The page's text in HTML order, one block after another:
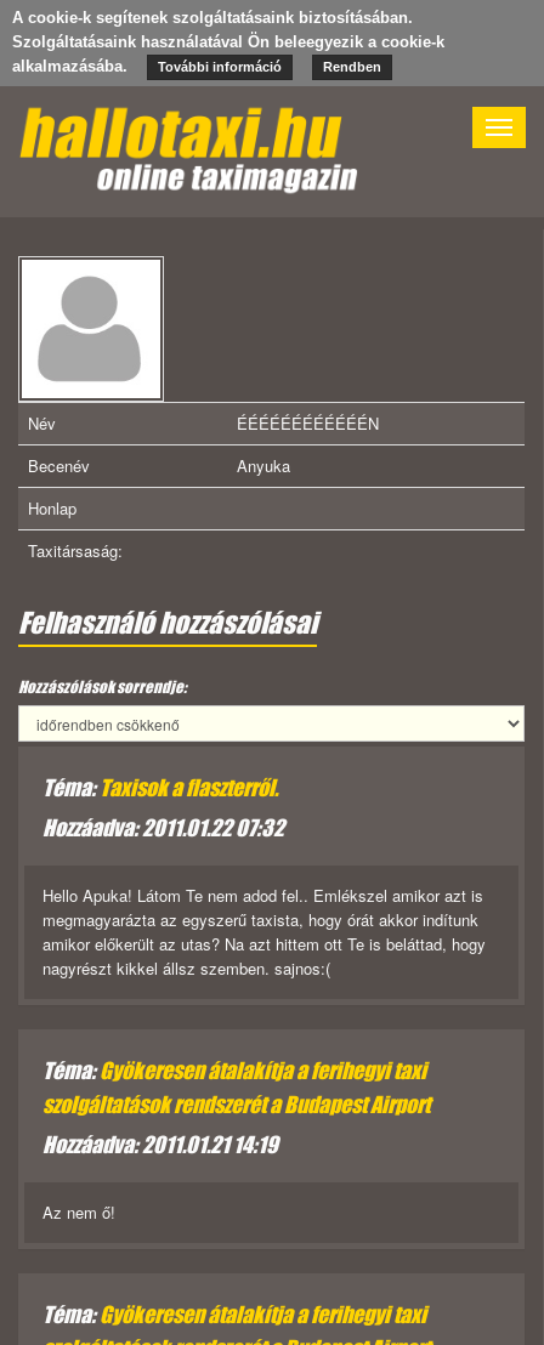
A cookie-k segítenek szolgáltatásaink biztosításában.
Szolgáltatásaink használatával Ön beleegyezik a cookie-k
alkalmazásába.
További információ Rendben
Toggle
Név
ÉÉÉÉÉÉÉÉÉÉÉÉN
Becenév
Anyuka
Honlap
Taxitársaság:
Felhasználó hozzászólásai
Hozzászólások sorrendje:
Téma:Taxisok a flaszterről.
Hozzáadva: 2011.01.22 07:32
Hello Apuka! Látom Te nem adod fel.. Emlékszel amikor azt is
megmagyarázta az egyszerű taxista, hogy órát akkor indítunk
amikor előkerült az utas? Na azt hittem ott Te is beláttad, hogy
nagyrészt kikkel állsz szemben. sajnos:(
Téma:Gyökeresen átalakítja a ferihegyi taxi
szolgáltatások rendszerét a Budapest Airport
Hozzáadva: 2011.01.21 14:19
Az nem ő!
Téma:Gyökeresen átalakítja a ferihegyi taxi